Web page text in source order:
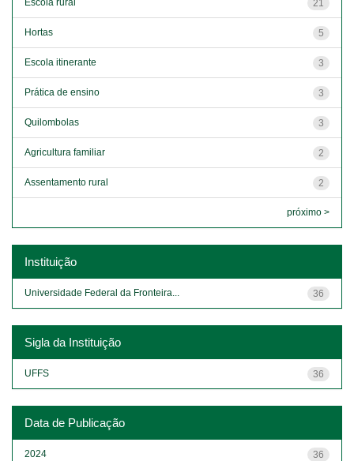
21
5
Hortas
3
Escola itinerante
3
Prática de ensino
3
Quilombolas
2
Agricultura familiar
2
Assentamento rural
próximo >
Instituição
36
Universidade Federal da Fronteira...
Sigla da Instituição
36
UFFS
Data de Publicação
36
2024